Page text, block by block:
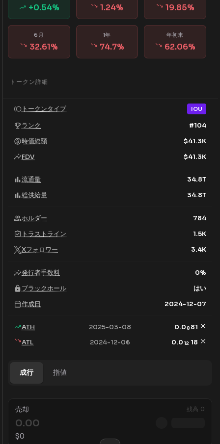
+0.54% 1.24% 19.85%
6月
32.61%
1年
74.7%
年初来
62.06%
トークン詳細
トークンタイプ IOU
ランク #104
時価総額
$41.3K
FDV
$41.3K
流通量
34.8T
総供給量
34.8T
ホルダー
784
トラストライン
1.5K
Xフォロワー
3.4K
発行者手数料 0%
ブラックホール
はい
作成日
2024-12-07
ATH 2025-03-08 0.08 81
ATL
2024-12-06 0.0 12 18
成行 指値
売却 残高 0
$0